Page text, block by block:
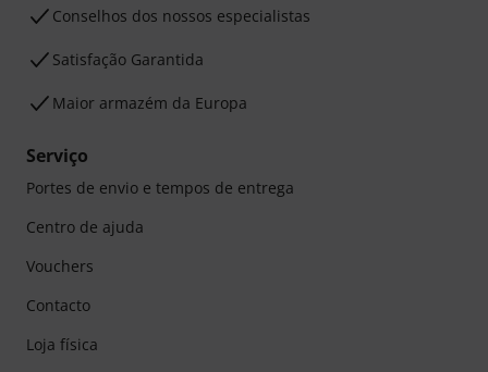
Conselhos dos nossos especialistas
Satisfação Garantida
Maior armazém da Europa
Serviço
Portes de envio e tempos de entrega
Centro de ajuda
Vouchers
Contacto
Loja física